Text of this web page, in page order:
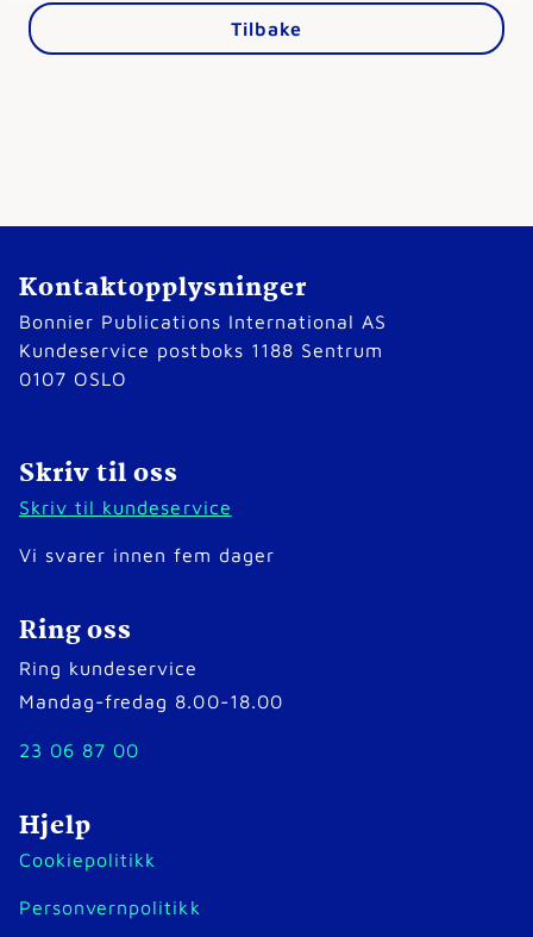
Tilbake
Kontaktopplysninger
Bonnier Publications International AS
Kundeservice postboks 1188 Sentrum
0107 OSLO
Skriv til oss
Skriv til kundeservice
Vi svarer innen fem dager
Ring oss
Ring kundeservice
Mandag-fredag 8.00-18.00
23 06 87 00
Hjelp
Cookiepolitikk
Personvernpolitikk